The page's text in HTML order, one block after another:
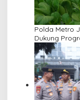
Polda Metro
Dukung